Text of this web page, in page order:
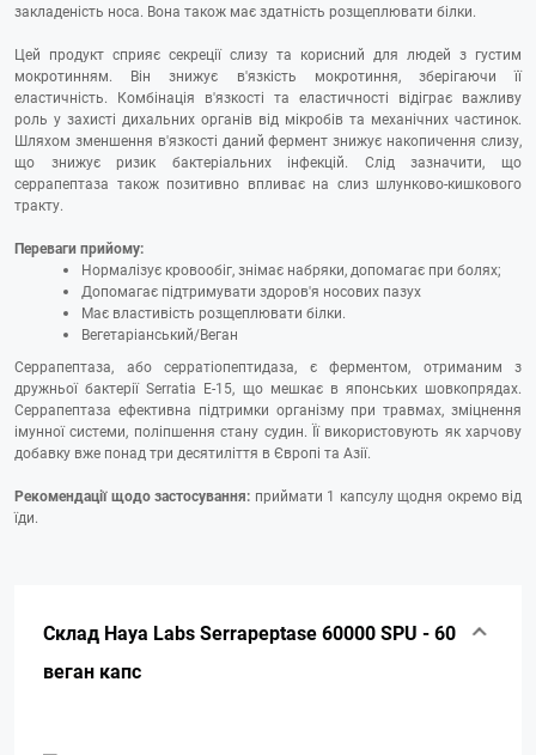
закладеність носа. Вона також має здатність розщеплювати білки.
Цей продукт сприяє секреції слизу та корисний для людей з густим
мокротинням. Він знижує в'язкість мокротиння, зберігаючи її
еластичність. Комбінація в'язкості та еластичності відіграє важливу
роль у захисті дихальних органів від мікробів та механічних частинок.
Шляхом зменшення в'язкості даний фермент знижує накопичення слизу,
що знижує ризик бактеріальних інфекцій. Слід зазначити, що
серрапептаза також позитивно впливає на слиз шлунково-кишкового
тракту.
Переваги прийому:
Нормалізує кровообіг, знімає набряки, допомагає при болях;
Допомагає підтримувати здоров'я носових пазух
Має властивість розщеплювати білки.
Вегетаріанський/Веган
Серрапептаза, або серратіопептидаза, є ферментом, отриманим з
дружньої бактерії Serratia E-15, що мешкає в японських шовкопрядах.
Серрапептаза ефективна підтримки організму при травмах, зміцнення
імунної системи, поліпшення стану судин. Її використовують як харчову
добавку вже понад три десятиліття в Європі та Азії.
Рекомендації щодо застосування: приймати 1 капсулу щодня окремо від
їди.
Склад Haya Labs Serrapeptase 60000 SPU - 60
веган капс